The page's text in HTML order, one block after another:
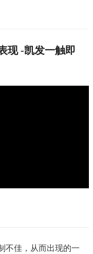
现 -凯发一触即
不佳，从而出现的一